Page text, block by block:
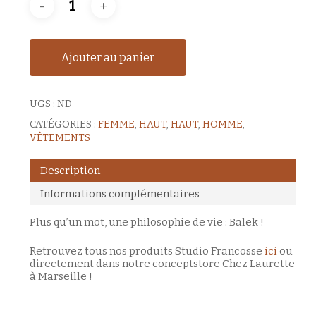
Ajouter au panier
UGS : ND
CATÉGORIES : FEMME, HAUT, HAUT, HOMME,
VÊTEMENTS
Description
Informations complémentaires
Plus qu’un mot, une philosophie de vie : Balek !
Retrouvez tous nos produits Studio Francosse iciou
directement dans notre conceptstore Chez Laurette
à Marseille !